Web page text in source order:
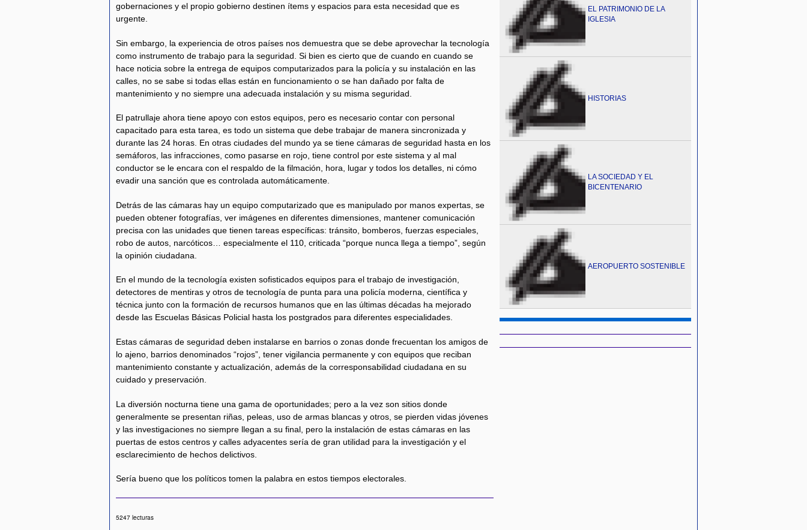
gobernaciones y el propio gobierno destinen ítems y espacios para esta necesidad que es
urgente.
Sin embargo, la experiencia de otros países nos demuestra que se debe aprovechar la tecnología
como instrumento de trabajo para la seguridad. Si bien es cierto que de cuando en cuando se
hace noticia sobre la entrega de equipos computarizados para la policía y su instalación en las
calles, no se sabe si todas ellas están en funcionamiento o se han dañado por falta de
mantenimiento y no siempre una adecuada instalación y su misma seguridad.
El patrullaje ahora tiene apoyo con estos equipos, pero es necesario contar con personal
capacitado para esta tarea, es todo un sistema que debe trabajar de manera sincronizada y
durante las 24 horas. En otras ciudades del mundo ya se tiene cámaras de seguridad hasta en los
semáforos, las infracciones, como pasarse en rojo, tiene control por este sistema y al mal
conductor se le encara con el respaldo de la filmación, hora, lugar y todos los detalles, ni cómo
evadir una sanción que es controlada automáticamente.
Detrás de las cámaras hay un equipo computarizado que es manipulado por manos expertas, se
pueden obtener fotografías, ver imágenes en diferentes dimensiones, mantener comunicación
precisa con las unidades que tienen tareas específicas: tránsito, bomberos, fuerzas especiales,
robo de autos, narcóticos… especialmente el 110, criticada “porque nunca llega a tiempo”, según
la opinión ciudadana.
En el mundo de la tecnología existen sofisticados equipos para el trabajo de investigación,
detectores de mentiras y otros de tecnología de punta para una policía moderna, científica y
técnica junto con la formación de recursos humanos que en las últimas décadas ha mejorado
desde las Escuelas Básicas Policial hasta los postgrados para diferentes especialidades.
Estas cámaras de seguridad deben instalarse en barrios o zonas donde frecuentan los amigos de
lo ajeno, barrios denominados “rojos”, tener vigilancia permanente y con equipos que reciban
mantenimiento constante y actualización, además de la corresponsabilidad ciudadana en su
cuidado y preservación.
La diversión nocturna tiene una gama de oportunidades; pero a la vez son sitios donde
generalmente se presentan riñas, peleas, uso de armas blancas y otros, se pierden vidas jóvenes
y las investigaciones no siempre llegan a su final, pero la instalación de estas cámaras en las
puertas de estos centros y calles adyacentes sería de gran utilidad para la investigación y el
esclarecimiento de hechos delictivos.
Sería bueno que los políticos tomen la palabra en estos tiempos electorales.
5247 lecturas
EL PATRIMONIO DE LA
IGLESIA
HISTORIAS
LA SOCIEDAD Y EL
BICENTENARIO
AEROPUERTO SOSTENIBLE